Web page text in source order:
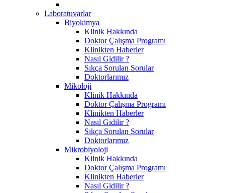
Laboratuvarlar
Biyokimya
Klinik Hakkında
Doktor Çalışma Programı
Klinikten Haberler
Nasıl Gidilir ?
Sıkça Sorulan Sorular
Doktorlarımız
Mikoloji
Klinik Hakkında
Doktor Çalışma Programı
Klinikten Haberler
Nasıl Gidilir ?
Sıkça Sorulan Sorular
Doktorlarımız
Mikrobiyoloji
Klinik Hakkında
Doktor Çalışma Programı
Klinikten Haberler
Nasıl Gidilir ?